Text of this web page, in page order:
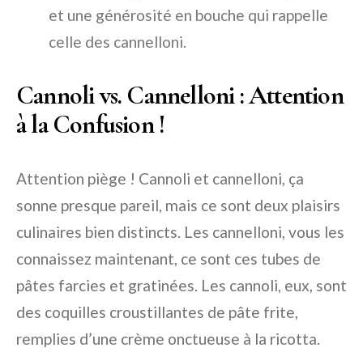
et une générosité en bouche qui rappelle
celle des cannelloni.
Cannoli vs. Cannelloni : Attention
à la Confusion !
Attention piège ! Cannoli et cannelloni, ça
sonne presque pareil, mais ce sont deux plaisirs
culinaires bien distincts. Les cannelloni, vous les
connaissez maintenant, ce sont ces tubes de
pâtes farcies et gratinées. Les cannoli, eux, sont
des coquilles croustillantes de pâte frite,
remplies d’une crème onctueuse à la ricotta.